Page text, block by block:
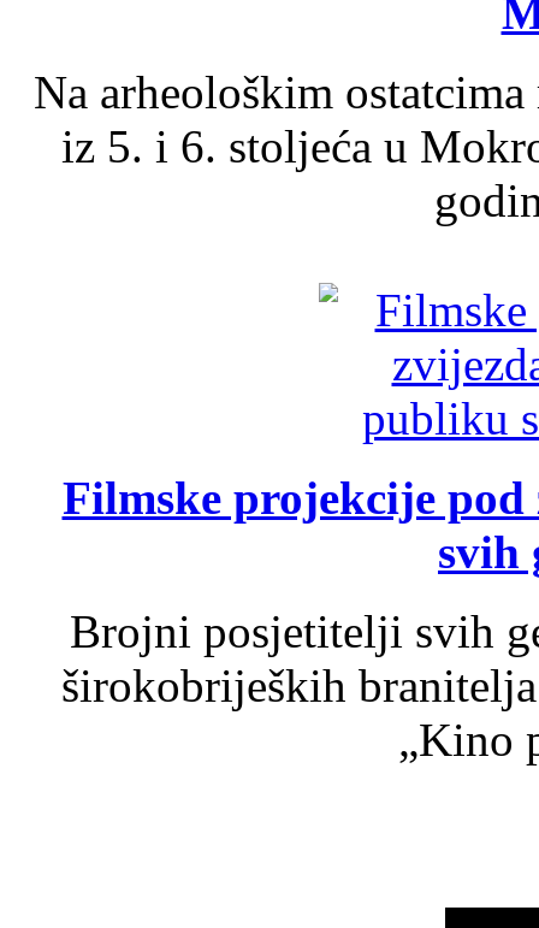
Na arheološkim
iz 5. i 6. stoljeća u
Filmske projekcije
svih
Brojni posjetitelji svih
širokobrijeških
„Kino